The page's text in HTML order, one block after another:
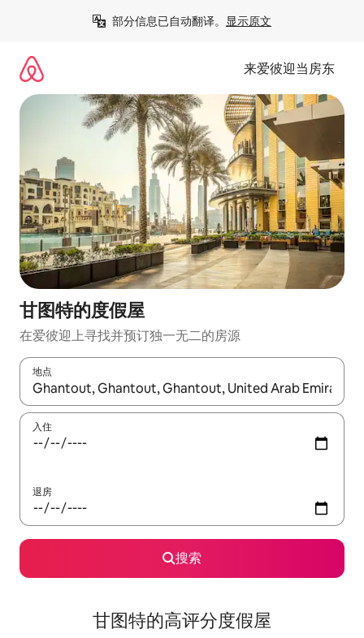
部分信息已自动翻译。 显示原文
来爱彼迎当房东
甘图特的度假屋
在爱彼迎上寻找并预订独一无二的房源
地点
如有搜索结果，请使用上下方向键查看，或通过点击或滑动手势
入住
退房
搜索
甘图特的高评分度假屋